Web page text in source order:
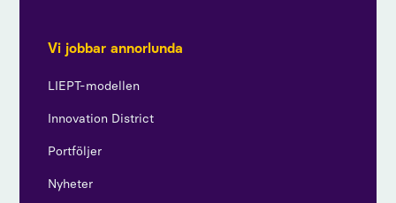
Vi jobbar annorlunda
LIEPT-modellen
Innovation District
Portföljer
Nyheter